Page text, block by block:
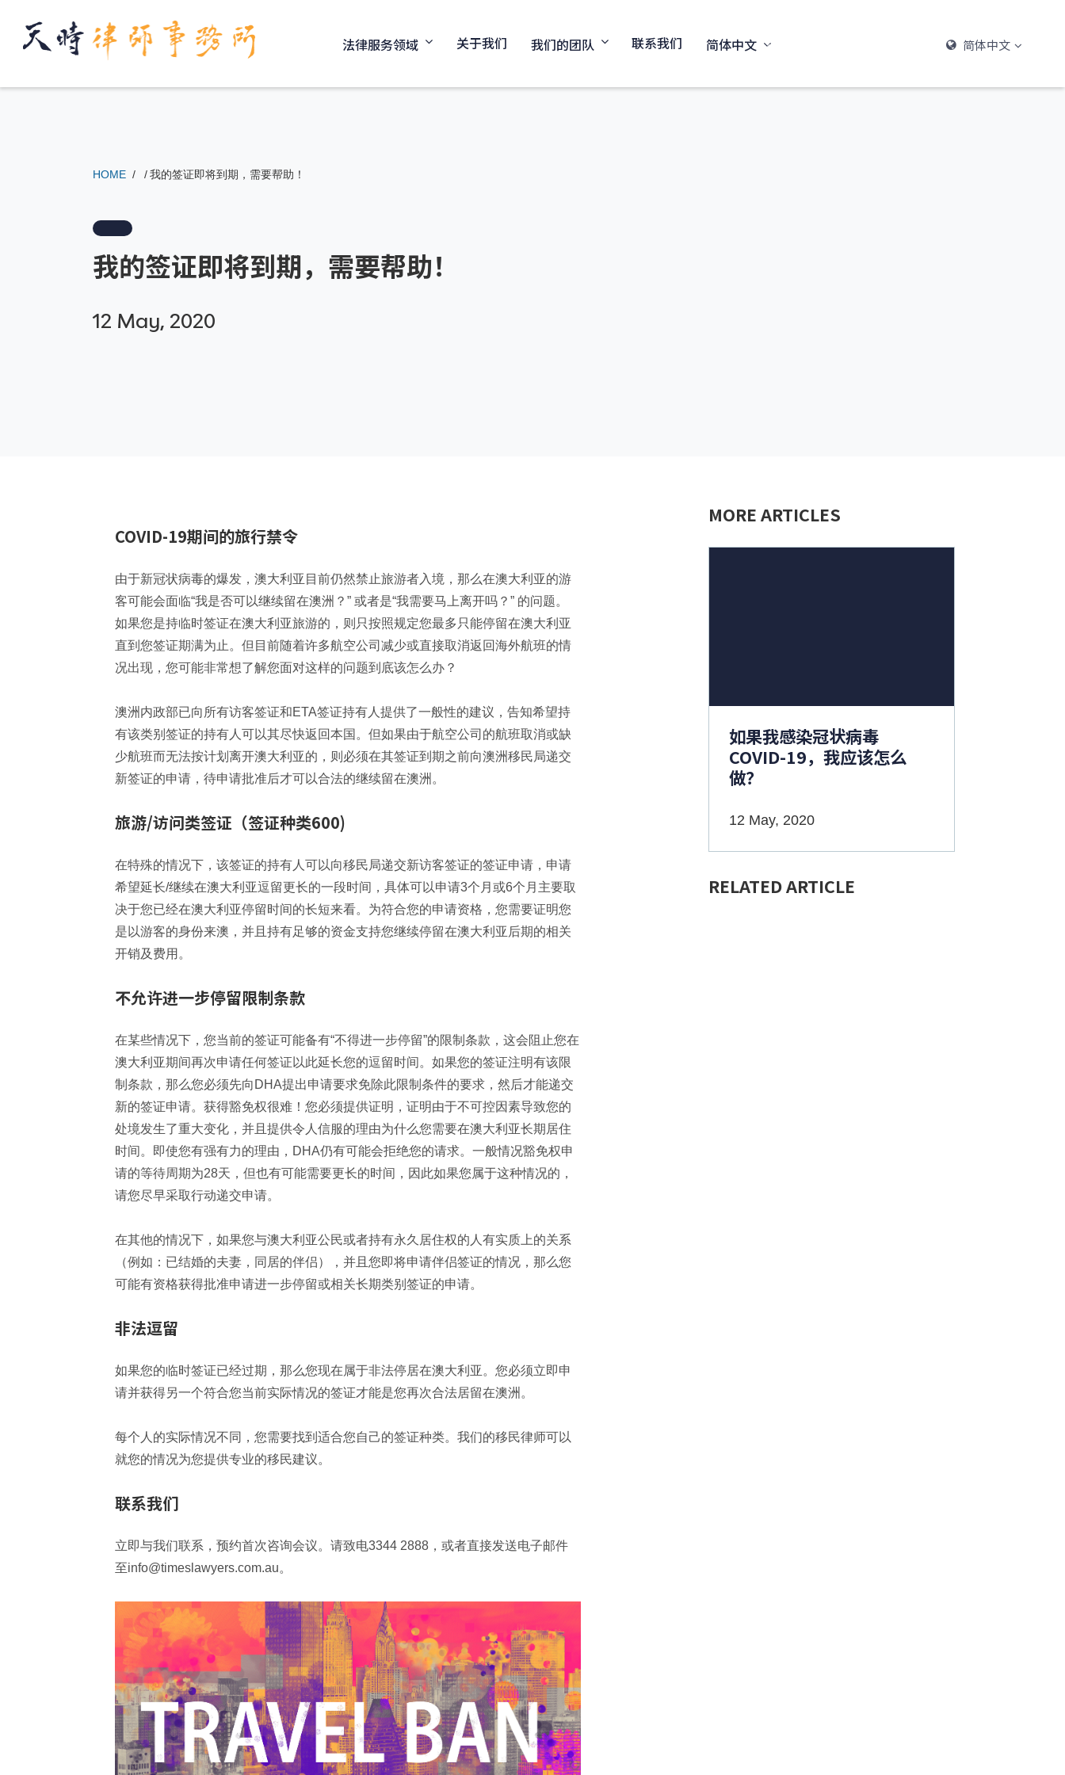
法律服务领域 关于我们 我们的团队 联系我们 简体中文 简体中文
HOME 我的签证即将到期，需要帮助！
我的签证即将到期，需要帮助！
12 May, 2020
COVID-19期间的旅行禁令
由于新冠状病毒的爆发，澳大利亚目前仍然禁止旅游者入境，那么在澳大利亚的游
客可能会面临“我是否可以继续留在澳洲？” 或者是“我需要马上离开吗？” 的问题。
如果您是持临时签证在澳大利亚旅游的，则只按照规定您最多只能停留在澳大利亚
直到您签证期满为止。但目前随着许多航空公司减少或直接取消返回海外航班的情
况出现，您可能非常想了解您面对这样的问题到底该怎么办？
澳洲内政部已向所有访客签证和ETA签证持有人提供了一般性的建议，告知希望持
有该类别签证的持有人可以其尽快返回本国。但如果由于航空公司的航班取消或缺
少航班而无法按计划离开澳大利亚的，则必须在其签证到期之前向澳洲移民局递交
新签证的申请，待申请批准后才可以合法的继续留在澳洲。
旅游/访问类签证（签证种类600)
在特殊的情况下，该签证的持有人可以向移民局递交新访客签证的签证申请，申请
希望延长/继续在澳大利亚逗留更长的一段时间，具体可以申请3个月或6个月主要取
决于您已经在澳大利亚停留时间的长短来看。为符合您的申请资格，您需要证明您
是以游客的身份来澳，并且持有足够的资金支持您继续停留在澳大利亚后期的相关
开销及费用。
不允许进一步停留限制条款
在某些情况下，您当前的签证可能备有“不得进一步停留”的限制条款，这会阻止您在
澳大利亚期间再次申请任何签证以此延长您的逗留时间。如果您的签证注明有该限
制条款，那么您必须先向DHA提出申请要求免除此限制条件的要求，然后才能递交
新的签证申请。获得豁免权很难！您必须提供证明，证明由于不可控因素导致您的
处境发生了重大变化，并且提供令人信服的理由为什么您需要在澳大利亚长期居住
时间。即使您有强有力的理由，DHA仍有可能会拒绝您的请求。一般情况豁免权申
请的等待周期为28天，但也有可能需要更长的时间，因此如果您属于这种情况的，
请您尽早采取行动递交申请。
在其他的情况下，如果您与澳大利亚公民或者持有永久居住权的人有实质上的关系
（例如：已结婚的夫妻，同居的伴侣），并且您即将申请伴侣签证的情况，那么您
可能有资格获得批准申请进一步停留或相关长期类别签证的申请。
非法逗留
如果您的临时签证已经过期，那么您现在属于非法停居在澳大利亚。您必须立即申
请并获得另一个符合您当前实际情况的签证才能是您再次合法居留在澳洲。
每个人的实际情况不同，您需要找到适合您自己的签证种类。我们的移民律师可以
就您的情况为您提供专业的移民建议。
联系我们
立即与我们联系，预约首次咨询会议。请致电3344 2888，或者直接发送电子邮件
至info@timeslawyers.com.au。
MORE ARTICLES
如果我感染冠状病毒
COVID-19，我应该怎么
做？
12 May, 2020
RELATED ARTICLE